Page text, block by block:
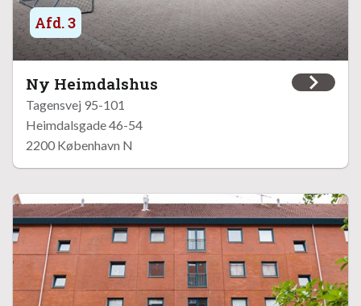
Afd. 3
Ny Heimdalshus
Tagensvej 95-101
Heimdalsgade 46-54
2200 København N